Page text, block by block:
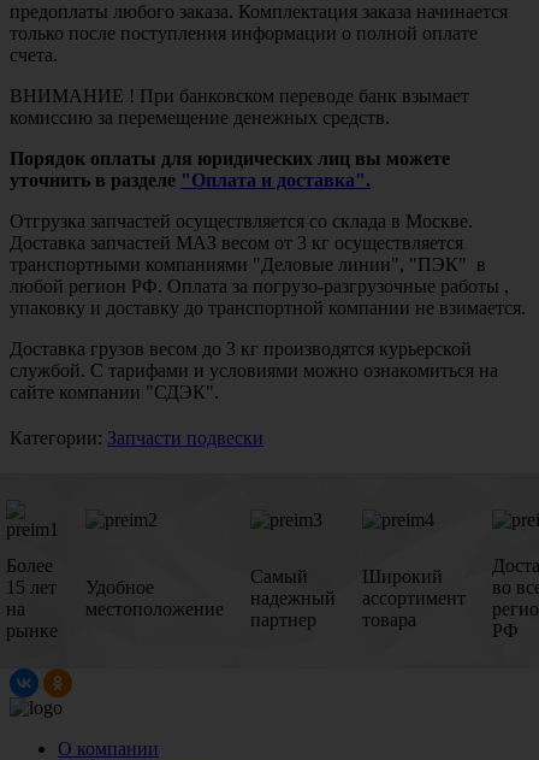
предоплаты любого заказа. Комплектация заказа начинается
только после поступления информации о полной оплате
счета.
ВНИМАНИЕ ! При банковском переводе банк взымает
комиссию за перемещение денежных средств.
Порядок оплаты для юридических лиц вы можете
уточнить в разделе "Оплата и доставка".
Отгрузка запчастей осуществляется со склада в Москве.
Доставка запчастей МАЗ весом от 3 кг осуществляется
транспортными компаниями "Деловые линии", "ПЭК" в
любой регион РФ. Оплата за погрузо-разгрузочные работы ,
упаковку и доставку до транспортной компании не взимается.
Доставка грузов весом до 3 кг производятся курьерской
службой. С тарифами и условиями можно ознакомиться на
сайте компании "СДЭК".
Категории: Запчасти подвески
Более
15 лет
на
рынке
Удобное
местоположение
Самый
надежный
партнер
Широкий
ассортимент
товара
во
РФ
О компании